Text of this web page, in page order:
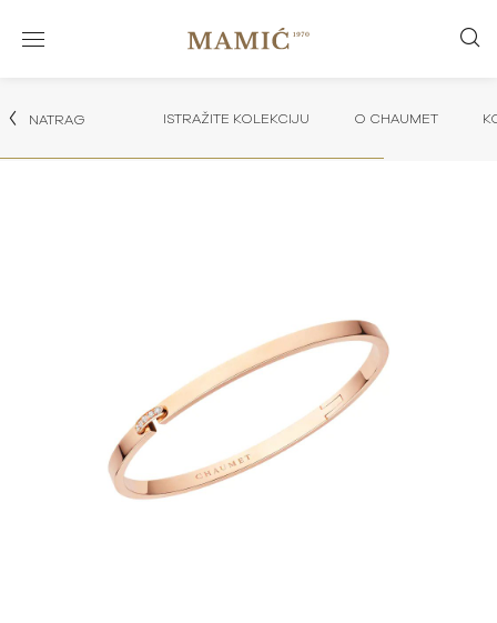
NATRAG ISTRAŽITE KOLEKCIJU O CHAUMET